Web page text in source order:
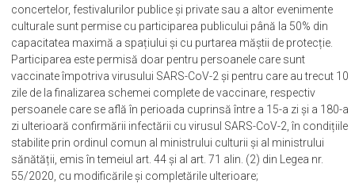
concertelor, festivalurilor publice și private sau a altor evenimente
culturale sunt permise cu participarea publicului până la 50% din
capacitatea maximă a spațiului și cu purtarea măștii de protecție.
Participarea este permisă doar pentru persoanele care sunt
vaccinate împotriva virusului SARS-CoV-2 și pentru care au trecut 10
zile de la finalizarea schemei complete de vaccinare, respectiv
persoanele care se află în perioada cuprinsă între a 15-a zi și a 180-a
zi ulterioară confirmării infectării cu virusul SARS-CoV-2, în condițiile
stabilite prin ordinul comun al ministrului culturii și al ministrului
sănătății, emis în temeiul art. 44 și al art. 71 alin. (2) din Legea nr.
55/2020, cu modificările și completările ulterioare;